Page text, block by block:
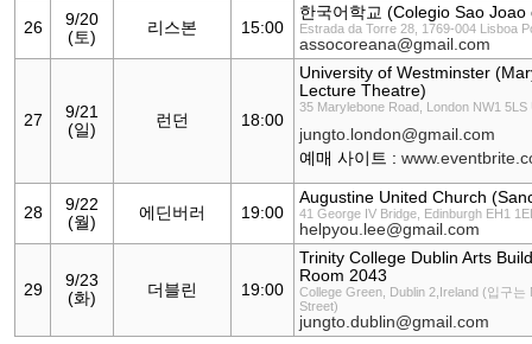
26
9/20
(토)
리스본 15:00
한국어학교 (Colegio Sao Joao
Estrada da Torre 28, 1769-004 Lisboa
assocoreana@gmail.com
27
9/21
(일)
런던 18:00
University of Westminster
Lecture Theatre)
35 Marylebone Road, London NW1 5LS
jungto.london@gmail.com
예매 사이트 :
28
9/22
(월)
에딘버러 19:00
Augustine United Church
41 George IV Bridge, Edinburgh EH1
helpyou.lee@gmail.com
29
9/23
(화)
더블린 19:00
Trinity College Dublin Arts
Room 2043
College Green, Dublin 2,Ireland (입구
Street)
jungto.dublin@gmail.com